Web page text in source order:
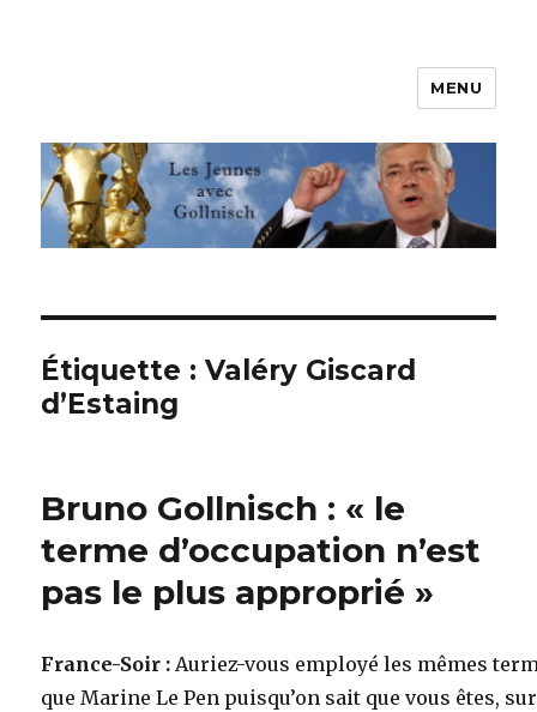
Les jeunes avec Gollnisch
MENU
Étiquette :Valéry Giscard
d’Estaing
Bruno Gollnisch : « le
terme d’occupation n’est
pas le plus approprié »
France-Soir : Auriez-vous employé les mêmes
que Marine Le Pen puisqu’on sait que vous êtes,